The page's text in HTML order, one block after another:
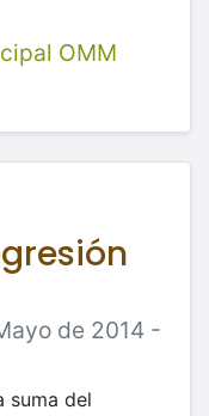
OMM
de 2014 -
suma del